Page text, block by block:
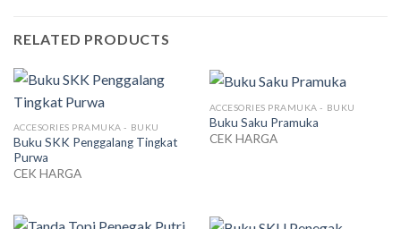
RELATED PRODUCTS
ACCESORIES PRAMUKA - BUKU
Buku SKK Penggalang Tingkat
Purwa
CEK HARGA
ACCESORIES PRAMUKA - BUKU
Buku Saku Pramuka
CEK HARGA